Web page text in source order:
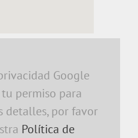
Google
permiso para
detalles, por favor
Política de